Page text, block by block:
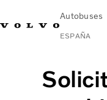
Autobuses
ESPAÑA